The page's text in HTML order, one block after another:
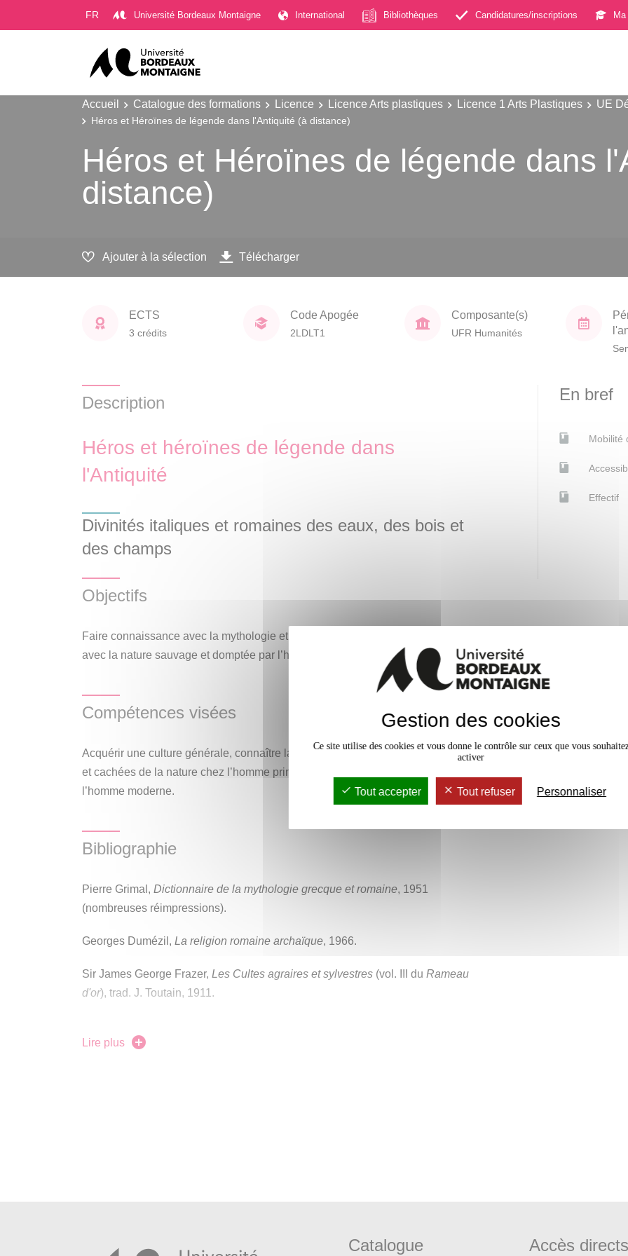
FR Université Bordeaux Montaigne International Bibliothèques Candidatures/inscriptions Ma
Accueil Catalogue des formations Licence Licence Arts plastiques Licence 1 Arts Plastiques UE
Héros et Héroïnes de légende dans l'Antiquité (à distance)
Héros et Héroïnes de légende dans
distance)
Ajouter à la sélection Télécharger
ECTS
3 crédits
Code Apogée
2LDLT1
Composante(s)
UFR Humanités
Description
Héros et héroïnes de légende dans
l'Antiquité
Divinités italiques et romaines des eaux, des bois et
des champs
Objectifs
Faire connaissance avec la mythologie et la religion romaine dans ses rapports
avec la nature sauvage et domptée par l’homme.
Compétences visées
Acquérir une culture générale, connaître la représentation des forces manifestes
et cachées de la nature chez l’homme primitif et dans le subconscient de
l’homme moderne.
Bibliographie
Pierre Grimal, Dictionnaire de la mythologie grecque et romaine, 1951
(nombreuses réimpressions).
Georges Dumézil, La religion romaine archaïque, 1966.
Sir James George Frazer, Les Cultes agraires et sylvestres (vol. III du Rameau
d'or), trad. J. Toutain, 1911.
seconde édition Berlin 1904/1905.
Lire plus
En bref
Mobilité
Effectif
Catalogue Accès
Gestion des cookies
Ce site utilise des cookies et vous donne le contrôle sur ceux que vous
activer
Tout accepter Tout refuser Personnaliser